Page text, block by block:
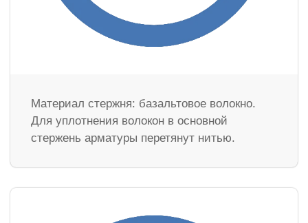
Материал стержня: базальтовое волокно.
Для уплотнения волокон в основной
стержень арматуры перетянут нитью.